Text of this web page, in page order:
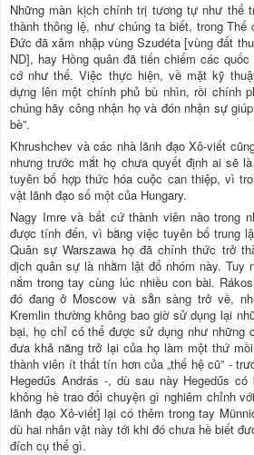
Những màn kịch chính trị tương tự như thế
thành thông lệ, như chúng ta biết, trong
Đức đã xâm nhập vùng Szudéta [vùng đất
ND], hay Hồng quân đã tiến chiếm các
cớ như thế. Việc thực hiện, về mặt kỹ
dựng lên một chính phủ bù nhìn, rồi chính
chúng hãy công nhận họ và đón nhận sự
bè”.
Khrushchev và các nhà lãnh đạo Xô-viết
nhưng trước mắt họ chưa quyết định ai sẽ
tuyên bố hợp thức hóa cuộc can thiệp, vì
vật lãnh đạo số một của Hungary.
Nagy Imre và bất cứ thành viên nào trong
được tính đến, vì bằng việc tuyên bố trung
Quân sự Warszawa họ đã chính thức trở
dịch quân sự là nhằm lật đổ nhóm này. Tuy
nắm trong tay cùng lúc nhiều con bài.
đó đang ở Moscow và sẵn sàng trở về,
Kremlin thường không bao giờ sử dụng lại
bại, họ chỉ có thể được sử dụng như những
đưa khả năng trở lại của họ làm một thứ
thành viên ít thất tín hơn của „thế hệ cũ” -
Hegedűs András -, dù sau này Hegedűs có
không hề trao đổi chuyện gì nghiêm chỉnh
lãnh đạo Xô-viết] lại có thêm trong tay
dù hai nhân vật này tới khi đó chưa hề biết
đích cụ thể gì.